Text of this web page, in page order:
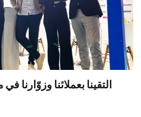
التقينا بعملائنا